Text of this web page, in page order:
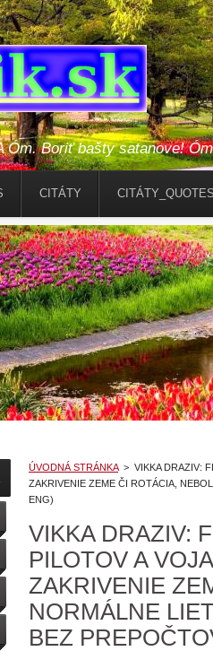
Óm. Boriť bašty satanove!
ÚVODNÁ STRÁNKA > VIKKA DRAZIV:
ZAKRIVENIE ZEME ČI ROTÁCIA,
ENG)
VIKKA DRAZIV:
PILOTOV A
ZAKRIVENIE
NORMÁLNE
BEZ
CITÁTY CITÁTY_QUOTES